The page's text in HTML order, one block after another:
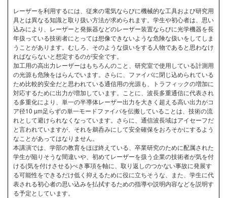
レーザーを利用するには、従来の電気ならびに機械的な工具および研究用
具とは異なる知識と取り扱い方法が求められます。学生や初心者は、思い
込みにより、レーザーと発振器などのレーザー装置ならびに光学機器を長
年扱っている技術者にとっては想像できないような危険な扱いをしてしま
うことがあります。むしろ、そのような扱いをする人物であると思わなけ
ればならないと想定するのが安全です。
加工用の高出力レーザーはもちろんのこと、研究室で使用している計測用
の光源も危険をはらんでいます。さらに、ファイバに閉じ込められている
ため比較的安全だと思われている通信用の光源も、トラフィックの増加に
対応するために出力が増加しています。ことに、波長多重通信に代表され
る多重化により、単一の半導体レーザー出力を大きく超える高い出力がコ
ア径10 µm足らずの単一モードファイバを伝搬していることは、技術の流
れとして避けられなくなっています。さらに、通信波長域はアイセーフだ
と言われていますが、それを鵜呑みにして安全確保をおろそかにするよう
なことがあってはなりません。
本講演では、学部の教育をほぼ終えている、卒業研究のために配属された
学生が陥りそうな間違いや、初めてレーザーを扱う企業の技術者が気を付
ける(気を付けさせる)べき事項を軸に、取り返しのつかない事故に発展す
る可能性をできるだけ低く抑えるために役に立ちそうな、また、学生に代
表される初心者の思い込みを払拭するための指導や説明内容などを説明す
る予定としています。